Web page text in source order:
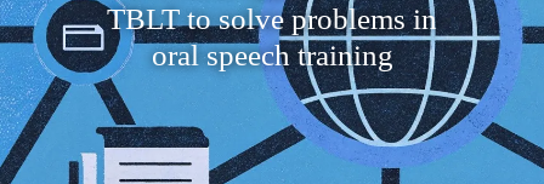
TBLT to solve problems in
oral speech training